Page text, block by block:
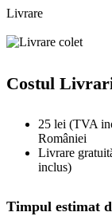
Livrare
Costul
25 lei (TVA
României
Livrare
inclus)
Timpul estimat